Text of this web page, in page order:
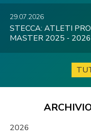
29.07.2026
STECCA: ATLETI
MASTER 2025 - 2026
2026